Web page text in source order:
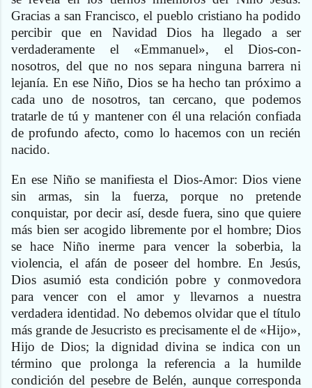
Gracias a san Francisco, el pueblo cristiano ha podido
percibir que en Navidad Dios ha llegado a ser
verdaderamente el «Emmanuel», el Dios-con-
nosotros, del que no nos separa ninguna barrera ni
lejanía. En ese Niño, Dios se ha hecho tan próximo a
cada uno de nosotros, tan cercano, que podemos
tratarle de tú y mantener con él una relación confiada
de profundo afecto, como lo hacemos con un recién
nacido.
En ese Niño se manifiesta el Dios-Amor: Dios viene
sin armas, sin la fuerza, porque no pretende
conquistar, por decir así, desde fuera, sino que quiere
más bien ser acogido libremente por el hombre; Dios
se hace Niño inerme para vencer la soberbia, la
violencia, el afán de poseer del hombre. En Jesús,
Dios asumió esta condición pobre y conmovedora
para vencer con el amor y llevarnos a nuestra
verdadera identidad. No debemos olvidar que el título
más grande de Jesucristo es precisamente el de «Hijo»,
Hijo de Dios; la dignidad divina se indica con un
término que prolonga la referencia a la humilde
condición del pesebre de Belén, aunque corresponda